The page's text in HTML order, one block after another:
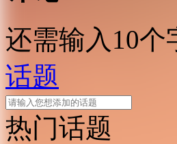
还需输入10个
话题
热门话题